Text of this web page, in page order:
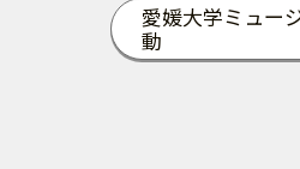
愛媛大学ミュー
動